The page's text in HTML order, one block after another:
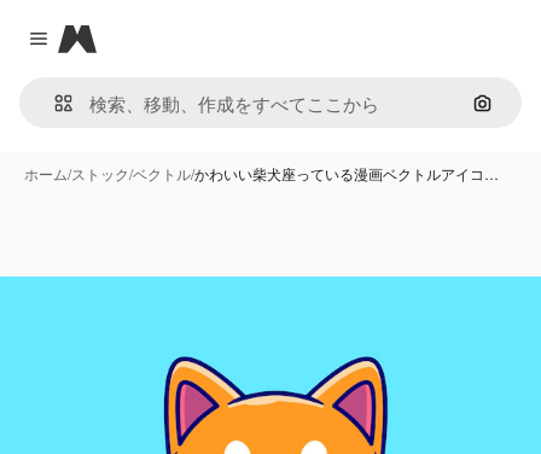
Close menu
Magnific
画像で
ホーム/ストック/ベクトル/かわいい柴犬座っている漫画ベクトルアイコ…